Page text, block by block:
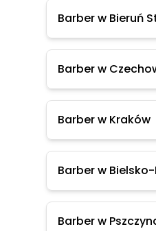
Barber w Bieruń
Barber w
Barber w Kraków
Barber w Bielsko-
Barber w